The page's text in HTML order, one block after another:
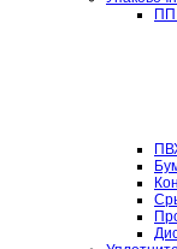
ПП